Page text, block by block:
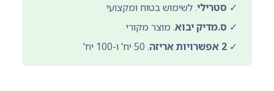
✓ סטרילי. לשימוש בטוח ומקצועי
✓ ס.מדיק יבוא. מוצר מקורי
✓ 2 אפשרויות אריזה . 50 יח' ו-100 יח'